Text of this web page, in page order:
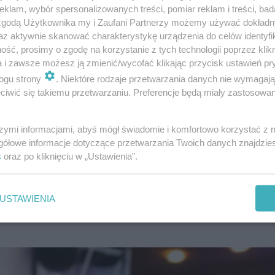
zachwyca elegancją
lat. W swoim życiu podejmować się różnych prac
w środku jego dom. Trzeba przyznać, żeQczaj
eleganckie wnętrza . Zobaczcie w naszej galerii
na co dzień Qczaj. Eleganckie wnętrza
wybór spersonalizowanych treści, pomiar reklam i treści,
Użytkownika my i Zaufani Partnerzy możemy używać
aktywnie skanować charakterystykę urządzenia do celów
prosimy o zgodę na korzystanie z tych technologii poprzez
i zawsze możesz ją zmienić/wycofać klikając przycisk ustawień
strony
. Niektóre rodzaje przetwarzania danych nie
się takiemu przetwarzaniu. Preferencje będą miały
informacjami, abyś mógł świadomie i komfortowo korzystać z
informacje dotyczące przetwarzania Twoich danych
oraz po kliknięciu w „Ustawienia”.
USTAWIENIA